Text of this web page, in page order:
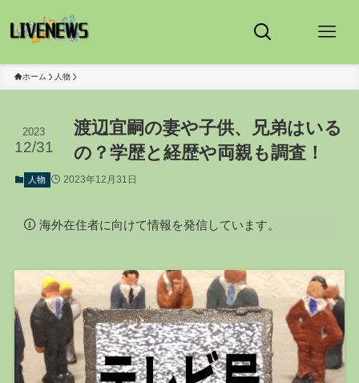
ホーム 人物
渡辺宜嗣の妻や子供、兄弟はいる
の？学歴と経歴や両親も調査！
2023
12/31
人物 2023年12月31日
海外在住者に向けて情報を発信しています。